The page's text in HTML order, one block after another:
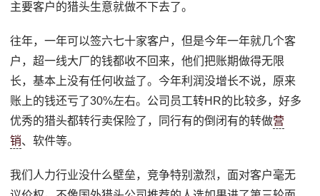
主要客户的猎头生意就做不下去了。
往年，一年可以签六七十家客户，但是今年一年就几个客
户，超一线大厂的钱都收不回来，他们把账期做得无限
长，基本上没有任何收益了。今年利润没增长不说，原来
账上的钱还亏了30%左右。公司员工转HR的比较多，好多
优秀的猎头都转行卖保险了，同行有的倒闭有的转做营
销、软件等。
我们人力行业没什么壁垒，竞争特别激烈，面对客户毫无